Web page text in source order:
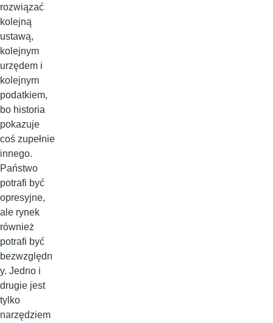
rozwiązać
kolejną
ustawą,
kolejnym
urzędem i
kolejnym
podatkiem,
bo historia
pokazuje
coś zupełnie
innego.
Państwo
potrafi być
opresyjne,
ale rynek
również
potrafi być
bezwzględn
y. Jedno i
drugie jest
tylko
narzędziem